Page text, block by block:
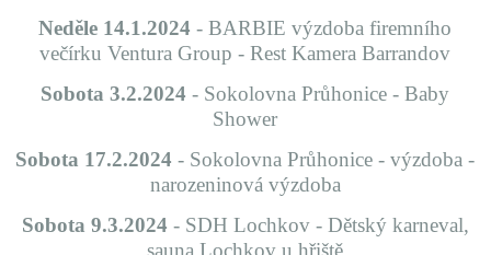
Neděle 14.1.2024 - BARBIE výzdoba firemního
večírku Ventura Group - Rest Kamera Barrandov
Sobota 3.2.2024 - Sokolovna Průhonice - Baby
Shower
Sobota 17.2.2024 - Sokolovna Průhonice - výzdoba -
narozeninová výzdoba
Sobota 9.3.2024 - SDH Lochkov - Dětský karneval,
sauna Lochkov u hřiště